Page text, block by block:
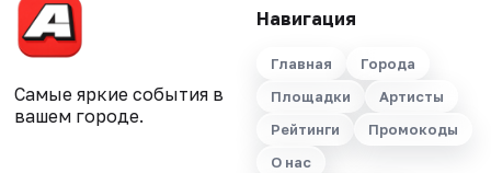
Самые яркие события в
вашем городе.
Навигация
Главная
Города
Площадки
Артисты
Рейтинги
Промокоды
О нас